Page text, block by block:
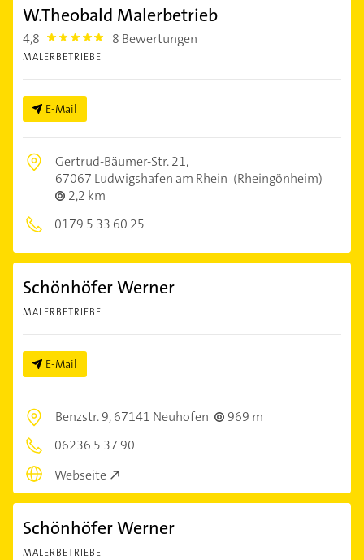
W.Theobald Malerbetrieb
4,8 4.8 8 Bewertungen
MALERBETRIEBE
E-Mail
Gertrud-Bäumer-Str. 21,
67067 Ludwigshafen am Rhein (Rheingönheim)
2,2 km
0179 5 33 60 25
Schönhöfer Werner
MALERBETRIEBE
E-Mail
Benzstr. 9,67141 Neuhofen
969 m
06236 5 37 90
Webseite
Schönhöfer Werner
MALERBETRIEBE